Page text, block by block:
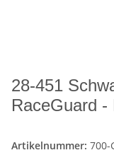
28-451
RaceGuard -
Artikelnummer: 700-